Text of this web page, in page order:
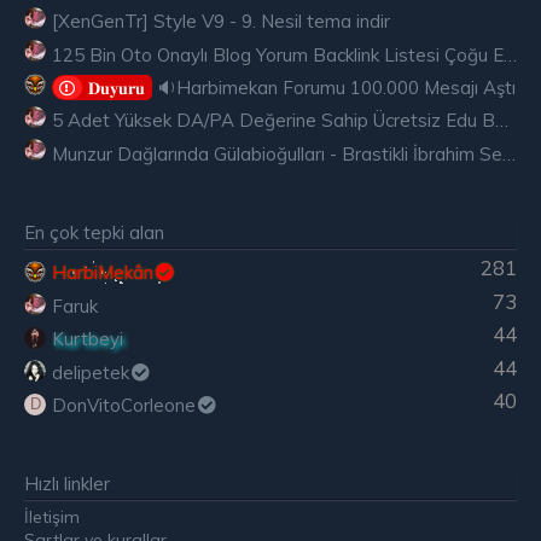
Ziyaretçiler için gizlenmiş link,görmek içinGiriş yap
veya üye ol.
[XenGenTr] Style V9 - 9. Nesil tema indir
𝐃𝐮𝐲𝐮𝐫𝐮
🔉Harbimekan Forumu 100.000 Mesajı Aştı
5 Adet Yüksek DA/PA Değerine Sahip Ücretsiz Edu Backlink
En çok tepki alan
281
HarbiMekân
73
Faruk
44
Kurtbeyi
44
delipetek
D 40
DonVitoCorleone
Hızlı linkler
İletişim